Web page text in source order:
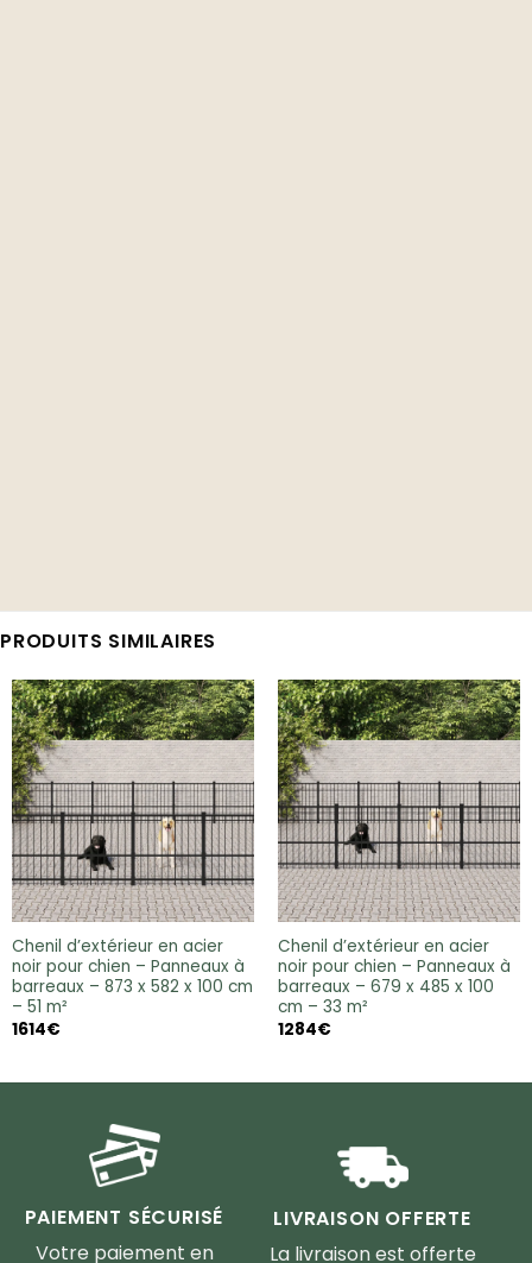
PRODUITS SIMILAIRES
Chenil d’extérieur en acier
noir pour chien – Panneaux à
barreaux – 873 x 582 x 100 cm
– 51 m²
1614€
Chenil d’extérieur en acier
noir pour chien – Panneaux à
barreaux – 679 x 485 x 100
cm – 33 m²
1284€
PAIEMENT SÉCURISÉ
Votre paiement en
LIVRAISON OFFERTE
La livraison est offerte